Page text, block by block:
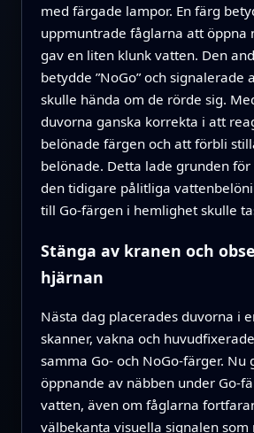
med färgade lampor. En färg
uppmuntrade fåglarna att öppna
gav en liten klunk vatten. Den
betydde ”NoGo” och signalerade
skulle hända om de rörde sig.
duvorna ganska korrekta i att
belönade färgen och att förbli
belönade. Detta lade grunden
den tidigare pålitliga
till Go-färgen i hemlighet skulle
Stänga av kranen och
hjärnan
Nästa dag placerades duvorna i
skanner, vakna och
samma Go- och NoGo-färger. Nu
öppnande av näbben under Go-
vatten, även om fåglarna
välbekanta visuella signalen som